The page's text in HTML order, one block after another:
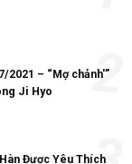
2021 – “Mợ chảnh'”
Ji Hyo
2
Được Yêu Thích